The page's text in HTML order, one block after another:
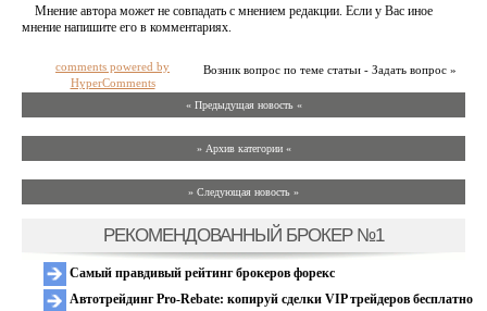
Мнение автора может не совпадать с мнением редакции. Если у Вас иное
мнение напишите его в комментариях.
Возник вопрос по теме статьи - Задать вопрос »
comments powered by
HyperComments
« Предыдущая новость «
» Архив категории «
» Следующая новость »
РЕКОМЕНДОВАННЫЙ БРОКЕР №1
Самый правдивый рейтинг брокеров форекс
Автотрейдинг Pro-Rebate: копируй сделки VIP трейдеров бесплатно